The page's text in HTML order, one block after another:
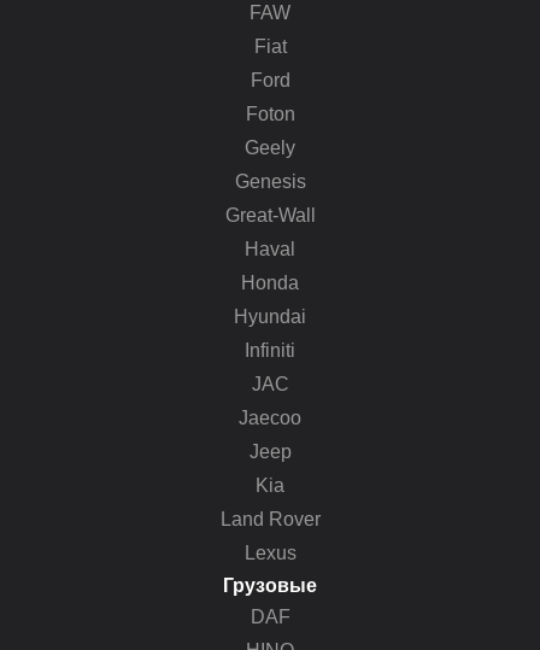
FAW
Fiat
Ford
Foton
Geely
Genesis
Great-Wall
Haval
Honda
Hyundai
Infiniti
JAC
Jaecoo
Jeep
Kia
Land Rover
Lexus
Грузовые
DAF